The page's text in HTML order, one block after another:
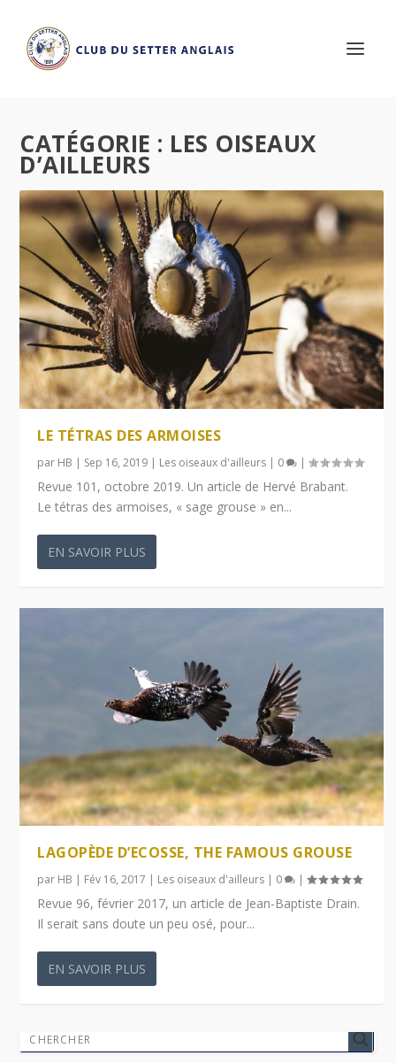
CATÉGORIE : LES OISEAUX
D’AILLEURS
LE TÉTRAS DES ARMOISES
par HB | Sep 16, 2019 | Les oiseaux d'ailleurs | 0 |
Revue 101, octobre 2019. Un article de Hervé Brabant.
Le tétras des armoises, « sage grouse » en...
EN SAVOIR PLUS
LAGOPÈDE D’ECOSSE, THE FAMOUS GROUSE
par HB | Fév 16, 2017 | Les oiseaux d'ailleurs | 0 |
Revue 96, février 2017, un article de Jean-Baptiste Drain.
Il serait sans doute un peu osé, pour...
EN SAVOIR PLUS